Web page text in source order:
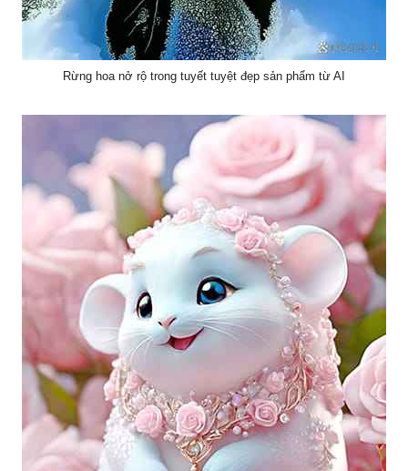
Rừng hoa nở rộ trong tuyết tuyệt đẹp sản phẩm từ AI